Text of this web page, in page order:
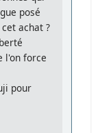
posé
achat ?
l'on force
pour